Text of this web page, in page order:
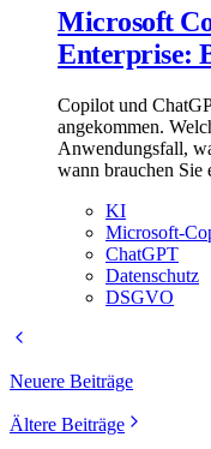
Microsoft
Enterprise:
Copilot und
angekommen.
Anwendungsfall,
wann brauchen Sie
KI
Microsoft-
ChatGPT
Datenschutz
DSGVO
Neuere Beiträge
Ältere Beiträge